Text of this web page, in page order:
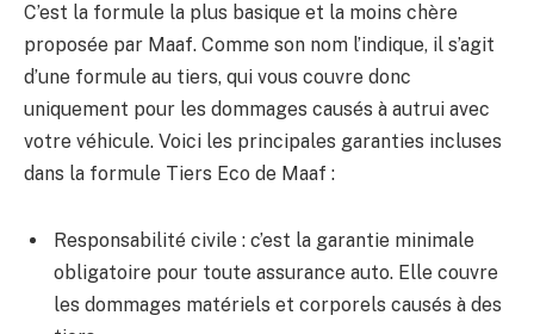
C’est la formule la plus basique et la moins chère
proposée par Maaf. Comme son nom l’indique, il s’agit
d’une formule au tiers, qui vous couvre donc
uniquement pour les dommages causés à autrui avec
votre véhicule. Voici les principales garanties incluses
dans la formule Tiers Eco de Maaf :
Responsabilité civile : c’est la garantie minimale
obligatoire pour toute assurance auto. Elle couvre
les dommages matériels et corporels causés à des